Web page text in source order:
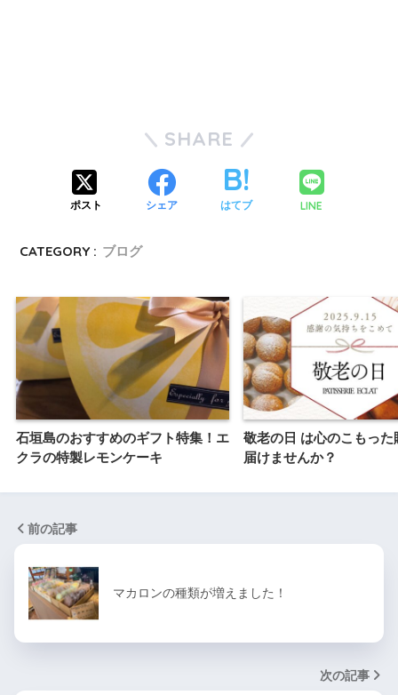
SHARE
ポスト シェア はてブ LINE
CATEGORY : ブログ
石垣島のおすすめのギフト特集！エ
クラの特製レモンケーキ
敬老の日 は心のこもった
届けませんか？
前の記事
マカロンの種類が増えました！
次の記事